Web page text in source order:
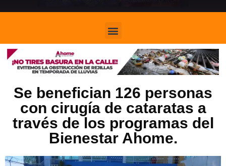
Se benefician 126 personas
con cirugía de cataratas a
través de los programas del
Bienestar Ahome.